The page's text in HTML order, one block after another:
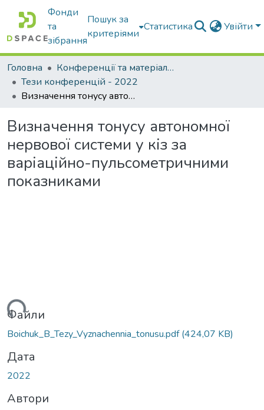
Фонди
та
зібрання
Пошук за
критеріями
Статистика Увійти
Головна
Конференції та матеріали конференцій
Тези конференцій - 2022
Визначення тонусу автономної нервової системи у кіз за варіаційно-пульсометричними показниками
Визначення тонусу автономної
нервової системи у кіз за
варіаційно-пульсометричними
показниками
Файли
Boichuk_B_Tezy_Vyznachennia_tonusu.pdf(424,07 KB)
Дата
2022
Автори